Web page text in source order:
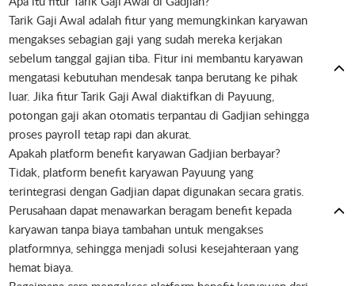
Tarik Gaji Awal adalah fitur yang memungkinkan karyawan
mengakses sebagian gaji yang sudah mereka kerjakan
sebelum tanggal gajian tiba. Fitur ini membantu karyawan
mengatasi kebutuhan mendesak tanpa berutang ke pihak
luar. Jika fitur Tarik Gaji Awal diaktifkan di Payuung,
potongan gaji akan otomatis terpantau di Gadjian sehingga
proses payroll tetap rapi dan akurat.
Apakah platform benefit karyawan Gadjian berbayar?
Tidak, platform benefit karyawan Payuung yang
terintegrasi dengan Gadjian dapat digunakan secara gratis.
Perusahaan dapat menawarkan beragam benefit kepada
karyawan tanpa biaya tambahan untuk mengakses
platformnya, sehingga menjadi solusi kesejahteraan yang
hemat biaya.